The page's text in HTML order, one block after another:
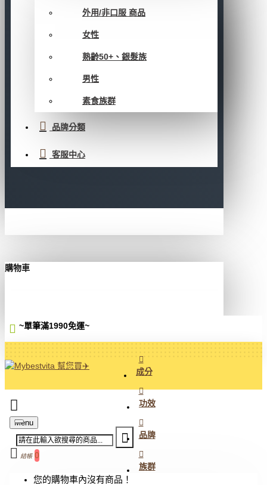
外用/非口服 商品
女性
熟齡50+、銀髮族
男性
素食族群
品牌分類
客服中心
購物車
~單筆滿1990免運~
成分
功效
品牌
族群
Menu
結帳 0
您的購物車內沒有商品！